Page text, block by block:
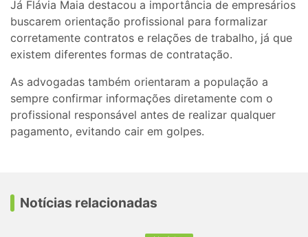
Já Flávia Maia destacou a importância de empresários
buscarem orientação profissional para formalizar
corretamente contratos e relações de trabalho, já que
existem diferentes formas de contratação.
As advogadas também orientaram a população a
sempre confirmar informações diretamente com o
profissional responsável antes de realizar qualquer
pagamento, evitando cair em golpes.
Notícias relacionadas